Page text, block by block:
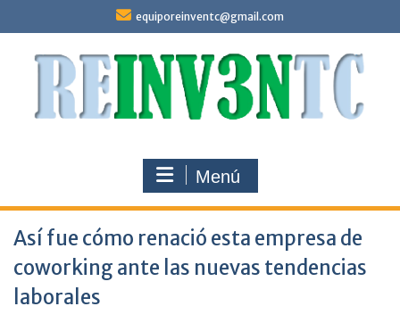
equiporeinventc@gmail.com
Menú
Así fue cómo renació esta empresa de
coworking ante las nuevas tendencias
laborales